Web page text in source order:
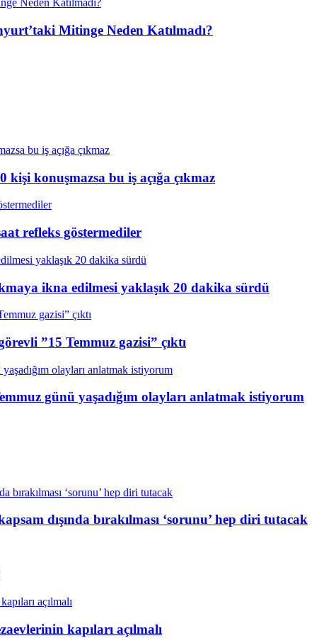
Mitinge Neden Katılmadı?
konuşmazsa bu iş açığa çıkmaz
refleks göstermediler
ikna edilmesi yaklaşık 20 dakika sürdü
”15 Temmuz gazisi” çıktı
günü yaşadığım olayları anlatmak istiyorum
dışında bırakılması ‘sorunu’ hep diri tutacak
kapıları açılmalı